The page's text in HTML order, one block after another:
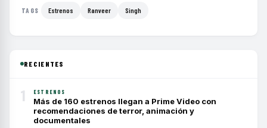
TAGS Estrenos Ranveer Singh
RECIENTES
1 ESTRENOS
Más de 160 estrenos llegan a Prime Video con
recomendaciones de terror, animación y
documentales